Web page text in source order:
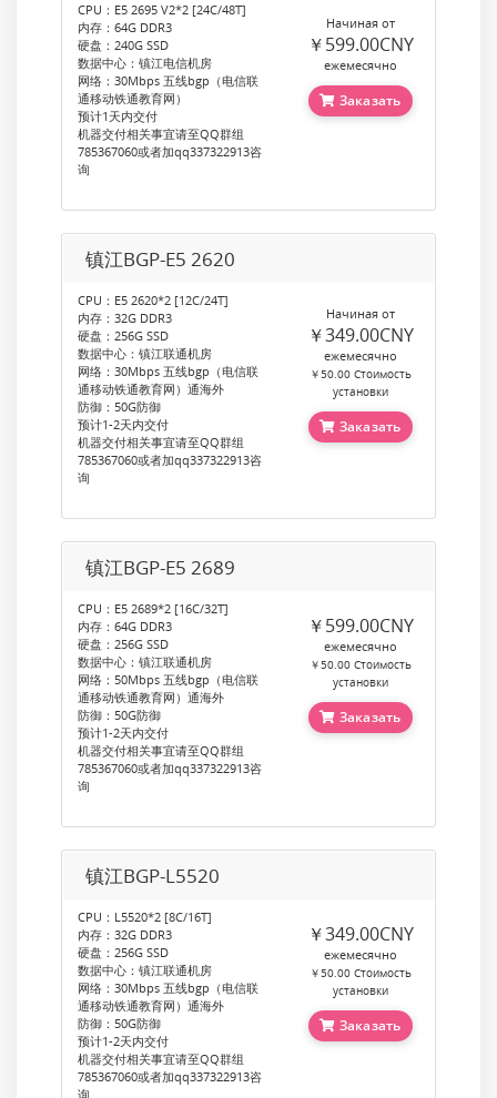
CPU：E5 2695 V2*2 [24C/48T]
内存：64G DDR3
硬盘：240G SSD
数据中心：镇江电信机房
网络：30Mbps 五线bgp（电信联
通移动铁通教育网）
预计1天内交付
机器交付相关事宜请至QQ群组
785367060或者加qq337322913咨
询
Начиная от
￥599.00CNY
ежемесячно
Заказать
镇江BGP-E5 2620
CPU：E5 2620*2 [12C/24T]
内存：32G DDR3
硬盘：256G SSD
数据中心：镇江联通机房
网络：30Mbps 五线bgp（电信联
通移动铁通教育网）通海外
防御：50G防御
预计1-2天内交付
机器交付相关事宜请至QQ群组
785367060或者加qq337322913咨
询
Начиная от
￥349.00CNY
ежемесячно
￥50.00 Стоимость
установки
Заказать
镇江BGP-E5 2689
CPU：E5 2689*2 [16C/32T]
内存：64G DDR3
硬盘：256G SSD
数据中心：镇江联通机房
网络：50Mbps 五线bgp（电信联
通移动铁通教育网）通海外
防御：50G防御
预计1-2天内交付
机器交付相关事宜请至QQ群组
785367060或者加qq337322913咨
询
￥599.00CNY
ежемесячно
￥50.00 Стоимость
установки
Заказать
镇江BGP-L5520
CPU：L5520*2 [8C/16T]
内存：32G DDR3
硬盘：256G SSD
数据中心：镇江联通机房
网络：30Mbps 五线bgp（电信联
通移动铁通教育网）通海外
防御：50G防御
预计1-2天内交付
机器交付相关事宜请至QQ群组
785367060或者加qq337322913咨
询
￥349.00CNY
ежемесячно
￥50.00 Стоимость
установки
Заказать